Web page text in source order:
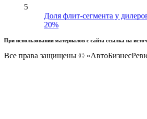
5
Доля флит-сегмента у
20%
При использовании материалов с сайта ссылка на
Все права защищены ©